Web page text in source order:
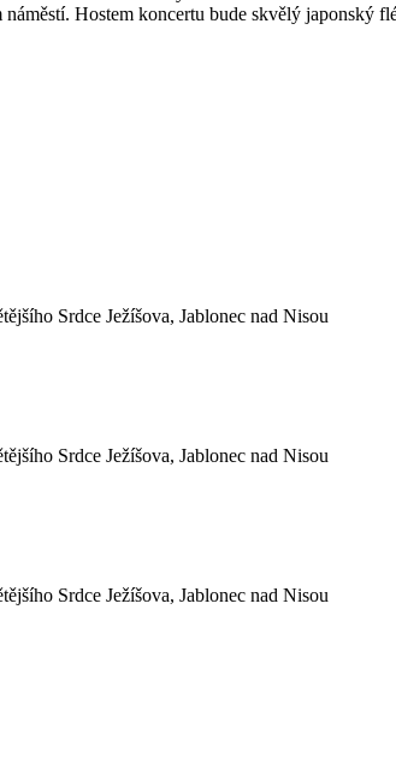
Hostem koncertu bude skvělý japonský
Srdce Ježíšova, Jablonec nad Nisou
Srdce Ježíšova, Jablonec nad Nisou
Srdce Ježíšova, Jablonec nad Nisou